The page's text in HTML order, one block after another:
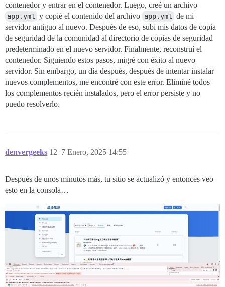
contenedor y entrar en el contenedor. Luego, creé un archivo
app.yml y copié el contenido del archivo app.yml de mi
servidor antiguo al nuevo. Después de eso, subí mis datos de copia
de seguridad de la comunidad al directorio de copias de seguridad
predeterminado en el nuevo servidor. Finalmente, reconstruí el
contenedor. Siguiendo estos pasos, migré con éxito al nuevo
servidor. Sin embargo, un día después, después de intentar instalar
nuevos complementos, me encontré con este error. Eliminé todos
los complementos recién instalados, pero el error persiste y no
puedo resolverlo.
denvergeeks 7 Enero, 2025 14:55
12
Después de unos minutos más, tu sitio se actualizó y entonces veo
esto en la consola…